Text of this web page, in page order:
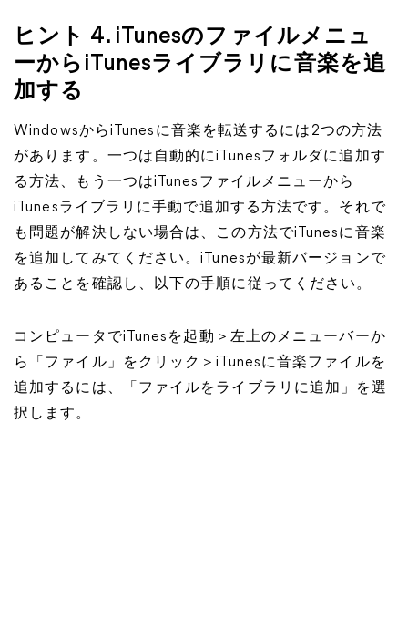
ヒント 4. iTunesのファイルメニュ
ーからiTunesライブラリに音楽を追
加する
WindowsからiTunesに音楽を転送するには2つの方法
があります。一つは自動的にiTunesフォルダに追加す
る方法、もう一つはiTunesファイルメニューから
iTunesライブラリに手動で追加する方法です。それで
も問題が解決しない場合は、この方法でiTunesに音楽
を追加してみてください。iTunesが最新バージョンで
あることを確認し、以下の手順に従ってください。
コンピュータでiTunesを起動＞左上のメニューバーか
ら「ファイル」をクリック＞iTunesに音楽ファイルを
追加するには、「ファイルをライブラリに追加」を選
択します。